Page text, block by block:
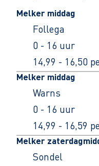
Melker middag
Follega
0 - 16 uur
14,99 - 16,50
Melker middag
Warns
0 - 16 uur
14,99 - 16,59
Melker
Sondel